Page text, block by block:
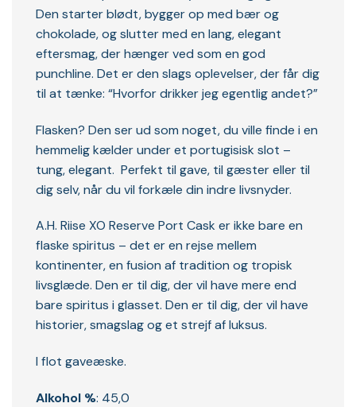
Den starter blødt, bygger op med bær og
chokolade, og slutter med en lang, elegant
eftersmag, der hænger ved som en god
punchline. Det er den slags oplevelser, der får dig
til at tænke: “Hvorfor drikker jeg egentlig andet?”
Flasken? Den ser ud som noget, du ville finde i en
hemmelig kælder under et portugisisk slot –
tung, elegant. Perfekt til gave, til gæster eller til
dig selv, når du vil forkæle din indre livsnyder.
A.H. Riise XO Reserve Port Cask er ikke bare en
flaske spiritus – det er en rejse mellem
kontinenter, en fusion af tradition og tropisk
livsglæde. Den er til dig, der vil have mere end
bare spiritus i glasset. Den er til dig, der vil have
historier, smagslag og et strejf af luksus.
I flot gaveæske.
Alkohol %: 45,0